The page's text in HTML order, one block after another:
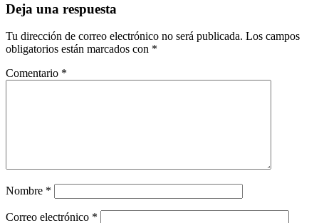
Deja una respuesta
Tu dirección de correo electrónico no será publicada. Los campos
obligatorios están marcados con *
Comentario *
Nombre *
Correo electrónico *